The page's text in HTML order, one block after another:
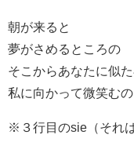
朝が来ると
夢がさめるところの
そこからあなたに似
私に向かって微笑む
※３行目のsie（それ